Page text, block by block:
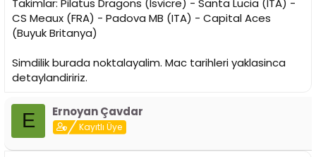
Takimlar: Pilatus Dragons (Isvicre) - Santa Lucia (ITA) -
CS Meaux (FRA) - Padova MB (ITA) - Capital Aces
(Buyuk Britanya)
Simdilik burada noktalayalim. Mac tarihleri yaklasinca
detaylandiririz.
E Ernoyan Çavdar
Kayıtlı Üye